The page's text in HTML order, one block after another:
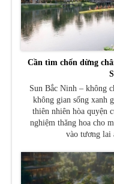
Cần tìm chốn dừng
Sun Bắc Ninh – không
không gian sống xanh
thiên nhiên hòa quyện
nghiệm thăng hoa cho
vào tương lai